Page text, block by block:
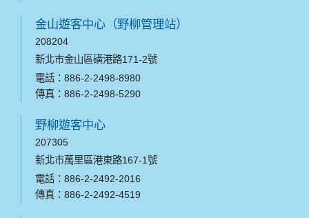
金山遊客中心（野柳管理站）
208204
新北市金山區磺港路171-2號
電話：886-2-2498-8980
傳真：886-2-2498-5290
野柳遊客中心
207305
新北市萬里區港東路167-1號
電話：886-2-2492-2016
傳真：886-2-2492-4519